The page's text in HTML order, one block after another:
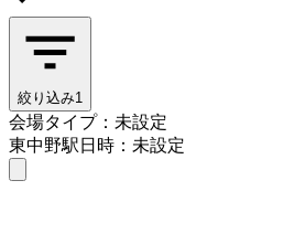
絞り込み1
会場タイプ：未設定
東中野駅日時：未設定